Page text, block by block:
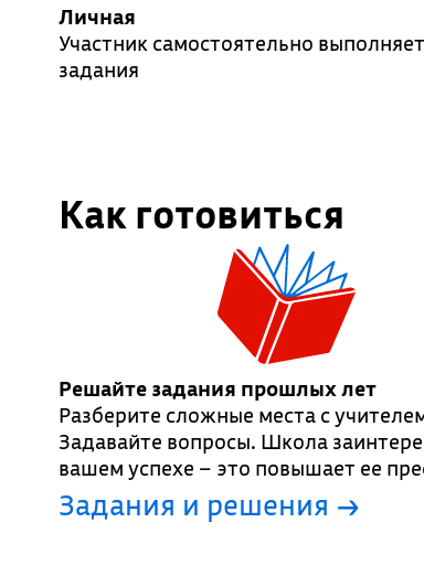
Личная
Участник самостоятельно выполняет
задания
Как готовиться
Решайте задания прошлых лет
Разберите сложные места с
Задавайте вопросы. Школа
вашем успехе – это повышает ее
Задания и решения →